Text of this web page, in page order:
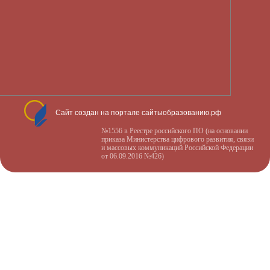
Сайт создан на портале сайтыобразованию.рф
№1556 в Реестре российского ПО (на основании
приказа Министерства цифрового развития, связи
и массовых коммуникаций Российской Федерации
от 06.09.2016 №426)